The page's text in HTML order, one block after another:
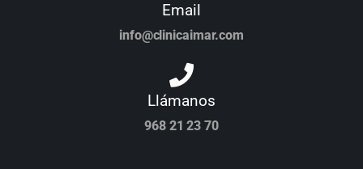
Email
info@clinicaimar.com
Llámanos
968 21 23 70